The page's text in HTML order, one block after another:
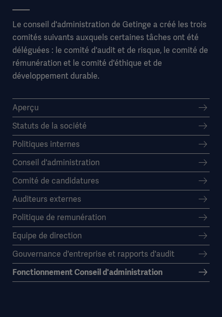
Le conseil d'administration de Getinge a créé les trois
comités suivants auxquels certaines tâches ont été
déléguées : le comité d'audit et de risque, le comité de
rémunération et le comité d'éthique et de
développement durable.
Aperçu
Statuts de la société
Politiques internes
Conseil d'administration
Comité de candidatures
Auditeurs externes
Politique de remunération
Equipe de direction
Gouvernance d'entreprise et rapports d'audit
Fonctionnement Conseil d'administration